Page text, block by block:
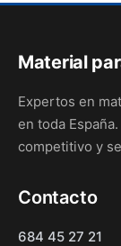
Material
Expertos en
en toda
competitivo y
Contacto
684 45 27 21